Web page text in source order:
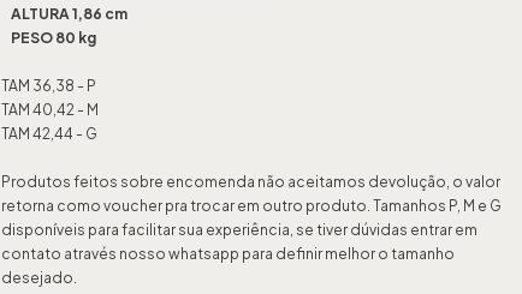
ALTURA 1,86 cm
PESO 80 kg
TAM 36,38 - P
TAM 40,42 - M
TAM 42,44 - G
Produtos feitos sobre encomenda não aceitamos devolução, o valor
retorna como voucher pra trocar em outro produto. Tamanhos P, M e G
disponíveis para facilitar sua experiência, se tiver dúvidas entrar em
contato através nosso whatsapp para definir melhor o tamanho
desejado.